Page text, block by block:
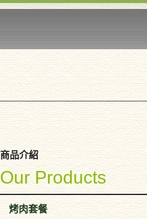
商品介紹
Our Products
烤肉套餐